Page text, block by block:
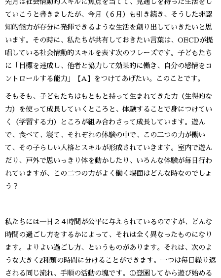
先月は社会情動的スキルに焦点を当てて、見通しを持った生活をし
ていこうと書きましたが、今月（６月）も引き続き、そうした非認
知的能力が存分に発揮できるような生活を創り出していきたいと思
います。その時に、私たちが共有しておきたい言葉は、OECDが提
唱している社会情動的スキルを表す次のフレーズです。子どもたち
に「目標を達成し、他者と協力して効果的に働き、自分の感情をコ
ントロールする能力」【A】をつけてあげたい。このことです。
そもそも、子どもたちはもともと持って生まれてきた力（生得的な
力）を使って成長していくところと、体験することで身につけてい
く（学習する力）ところが組み合わさって成長しています。遊ん
で、食べて、寝て、それぞれの体験の中で、この二つの力が働い
て、その子らしい人格とスキルが形成されていきます。室内で遊ん
だり、戸外で思いっきり体を動かしたり、いろんな体験が毎日行わ
れていますが、この二つの力がよく働く場面はどんな時なのでしょ
う？
私たちには一日２４時間が公平に与えられているのですが、どんな
時間の過ごし方をするかによって、それは全く異なったものになり
ます。よりよい過ごし方、というものがあります。それは、次のよ
うな大きく2種類の時間に分けることができます。一つは毎日繰り返
される同じ流れ、手順の活動の塊です。①登園してから遊び始める